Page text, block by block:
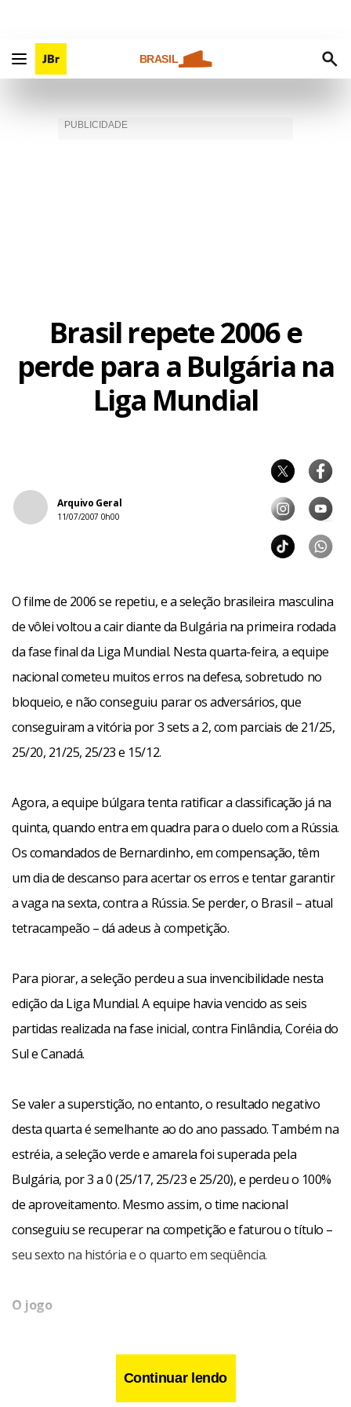
BRASIL
Brasil repete 2006 e
perde para a Bulgária na
Liga Mundial
Arquivo Geral
11/07/2007 0h00
O filme de 2006 se repetiu, e a seleção brasileira masculina
de vôlei voltou a cair diante da Bulgária na primeira rodada
da fase final da Liga Mundial. Nesta quarta-feira, a equipe
nacional cometeu muitos erros na defesa, sobretudo no
bloqueio, e não conseguiu parar os adversários, que
conseguiram a vitória por 3 sets a 2, com parciais de 21/25,
25/20, 21/25, 25/23 e 15/12.
Agora, a equipe búlgara tenta ratificar a classificação já na
quinta, quando entra em quadra para o duelo com a Rússia.
Os comandados de Bernardinho, em compensação, têm
um dia de descanso para acertar os erros e tentar garantir
a vaga na sexta, contra a Rússia. Se perder, o Brasil – atual
tetracampeão – dá adeus à competição.
Para piorar, a seleção perdeu a sua invencibilidade nesta
edição da Liga Mundial. A equipe havia vencido as seis
partidas realizada na fase inicial, contra Finlândia, Coréia do
Sul e Canadá.
Se valer a superstição, no entanto, o resultado negativo
desta quarta é semelhante ao do ano passado. Também na
estréia, a seleção verde e amarela foi superada pela
Bulgária, por 3 a 0 (25/17, 25/23 e 25/20), e perdeu o 100%
de aproveitamento. Mesmo assim, o time nacional
conseguiu se recuperar na competição e faturou o título –
seu sexto na história e o quarto em seqüência.
O jogo
O Brasil começou o primeiro set assim como os atletas
haviam prometido no dia anterior: explorando a velocidade
Continuar lendo